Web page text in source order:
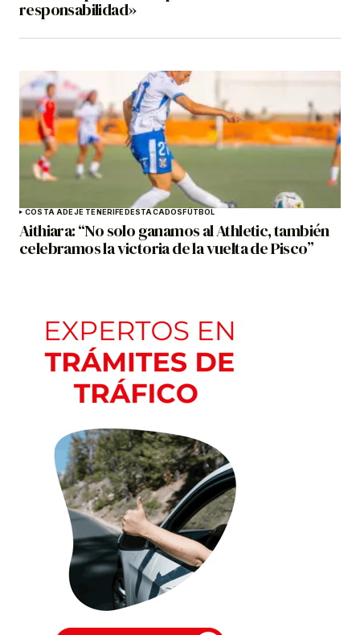
responsabilidad»
COSTA ADEJE TENERIFEDESTACADOSFÚTBOL
Aithiara: “No solo ganamos al Athletic, también
celebramos la victoria de la vuelta de Pisco”